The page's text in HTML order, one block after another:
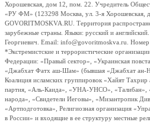
Хорошевская, дом 12, пом. 22. Учредитель
«РУ ФМ» (123298 Москва, ул. 3-я Хорошевская,
GOVORITMOSKVA.RU. Территория
зарубежные страны. Языки: русский и
Георгиевич. Email: info@govoritmoskva.ru.
*Экстремистские и террористические
Федерации: «Правый сектор», «Украинская
«Джабхат Фатх аш-Шам» (бывшая «Джабхат ан-
Коалиция исламских группировок «Хайят
партия, «Аль-Каида», «УНА-УНСО», «Талибан»,
народа», «Свидетели Иеговы», «Мизантропик
«Артподготовка», Религиозная организация
в России» и входящие в ее структуру местные